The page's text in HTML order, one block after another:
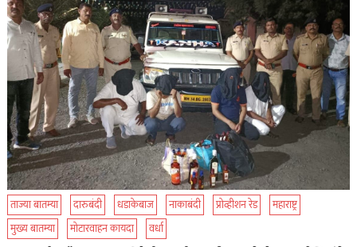
ताज्या बातम्या दारुबंदी धडाकेबाज नाकाबंदी प्रोव्हीशन रेड
महाराष्ट्र
मुख्य बातम्या
मोटारवाहन कायदा वर्धा